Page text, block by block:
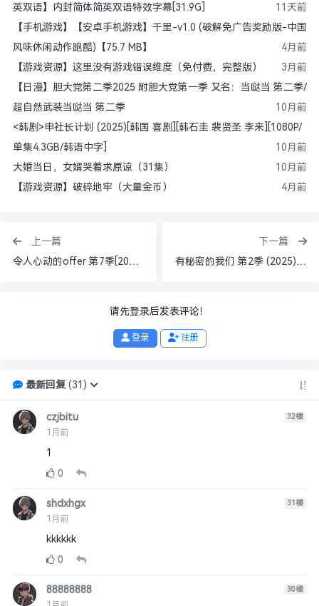
英双语】内封简体简英双语特效字幕[31.9G]
11天前
【手机游戏】【安卓手机游戏】千里-v1.0 (破解免广告奖励版-中国
风味休闲动作跑酷)【75.7 MB】
4月前
【游戏资源】这里没有游戏错误维度（免付费，完整版）
3月前
【日漫】胆大党第二季2025 附胆大党第一季 又名：当哒当 第二季/
超自然武装当哒当 第二季
10月前
<韩剧>申社长计划 (2025)[韩国 喜剧][韩石圭 裴贤圣 李来][1080P/
单集4.3GB/韩语中字]
10月前
大婚当日，女婿哭着求原谅（31集）
10月前
【游戏资源】破碎地牢（大量金币）
4月前
上一篇
令人心动的offer 第7季[2025][附前6季][真人秀][李沁 贺峻霖 张泉灵 陈铭 徐志胜 王子奇][1080P/单集1.2GB/国语中字]
下一篇
有秘密的我们 第2季 (2025) [中国大陆] [爱情 / 真人秀] 汉语普通话 / 暂无 高分
请先登录后发表评论！
登录 注册
最新回复(31 )
czjbitu
1月前
32楼
1
0
shdxhgx
1月前
31楼
kkkkkk
0
88888888 30楼